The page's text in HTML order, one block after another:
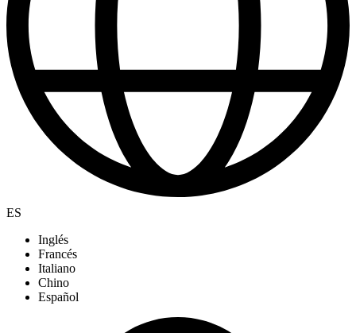
ES
Inglés
Francés
Italiano
Chino
Español